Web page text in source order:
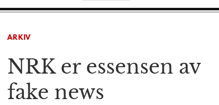
o
a
ARKIV
NRK er essensen av
fake news